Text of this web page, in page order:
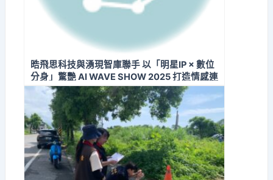
晧飛思科技與湧現智庫聯手 以「明星IP × 數位
分身」驚艷 AI WAVE SHOW 2025 打造情感連
結與技術融合的下一代 AI 角色新標準